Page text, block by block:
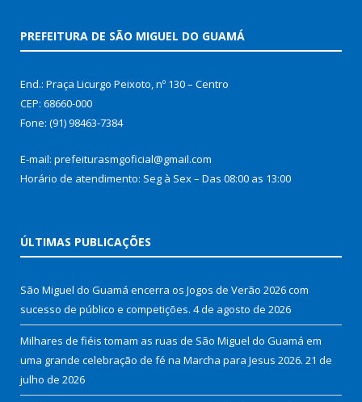
PREFEITURA DE SÃO MIGUEL DO GUAMÁ
End.: Praça Licurgo Peixoto, nº 130 – Centro
CEP: 68660-000
Fone: (91) 98463-7384
E-mail: prefeiturasmgoficial@gmail.com
Horário de atendimento: Seg à Sex – Das 08:00 as 13:00
ÚLTIMAS PUBLICAÇÕES
São Miguel do Guamá encerra os Jogos de Verão 2026 com
sucesso de público e competições. 4 de agosto de 2026
Milhares de fiéis tomam as ruas de São Miguel do Guamá em
uma grande celebração de fé na Marcha para Jesus 2026. 21 de
julho de 2026